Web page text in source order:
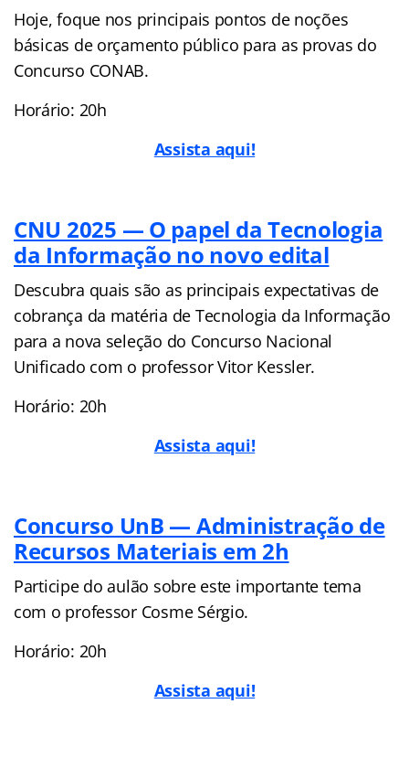
Hoje, foque nos principais pontos de noções
básicas de orçamento público para as provas do
Concurso CONAB.
Horário: 20h
Assista aqui!
CNU 2025 — O papel da Tecnologia
da Informação no novo edital
Descubra quais são as principais expectativas de
cobrança da matéria de Tecnologia da Informação
para a nova seleção do Concurso Nacional
Unificado com o professor Vitor Kessler.
Horário: 20h
Assista aqui!
Concurso UnB — Administração de
Recursos Materiais em 2h
Participe do aulão sobre este importante tema
com o professor Cosme Sérgio.
Horário: 20h
Assista aqui!